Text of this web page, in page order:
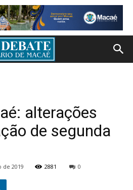
alterações
de segunda
de 2019 2881 0